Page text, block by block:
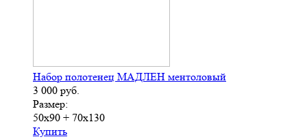
Набор полотенец МАДЛЕН ментоловый
3 000 руб.
Размер:
50х90 + 70х130
Купить